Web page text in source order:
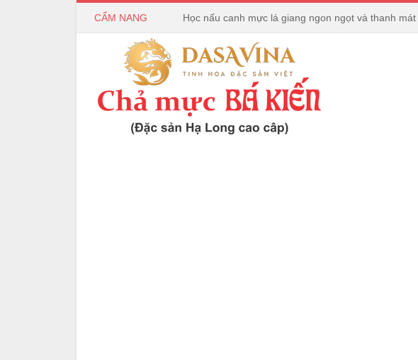
CẨM NANG Bếp Hồng Ngoại và Bếp Từ Khác Nhau Ở Điểm Nào?